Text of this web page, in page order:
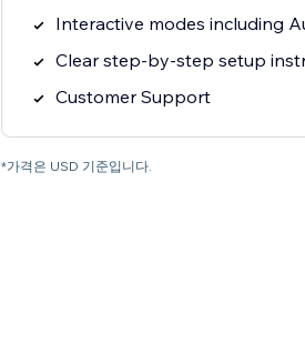
Interactive modes including
Clear step-by-step setup
Customer Support
*가격은 USD 기준입니다.